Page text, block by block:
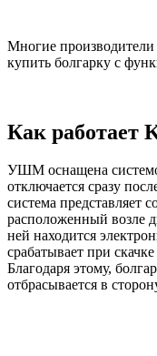
Многие
купить болгарку с
Как работает
УШМ оснащена
отключается сразу
система представляет
расположенный возле
ней находится
срабатывает при
Благодаря этому,
отбрасывается в